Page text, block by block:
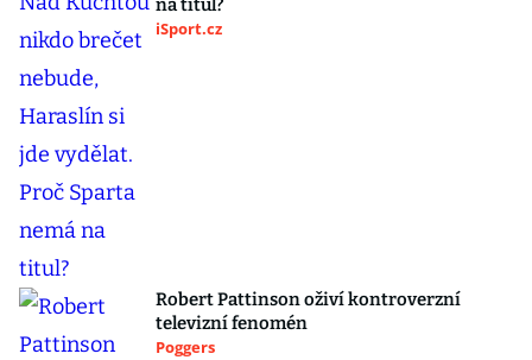
na titul?
iSport.cz
Robert Pattinson oživí kontroverzní
televizní fenomén
Poggers